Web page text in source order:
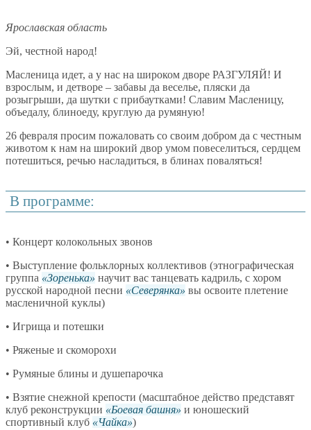
Ярославская область
Эй, честной народ!
Масленица идет, а у нас на широком дворе РАЗГУЛЯЙ! И
взрослым, и детворе – забавы да веселье, пляски да
розыгрыши, да шутки с прибаутками! Славим Масленицу,
объедалу, блиноеду, круглую да румяную!
26 февраля просим пожаловать со своим добром да с честным
животом к нам на широкий двор умом повеселиться, сердцем
потешиться, речью насладиться, в блинах поваляться!
В программе:
• Концерт колокольных звонов
• Выступление фольклорных коллективов (этнографическая
группа
Зоренька
научит вас танцевать кадриль, с хором
русской народной песни
Северянка
вы освоите плетение
масленичной куклы)
• Игрища и потешки
• Ряженые и скоморохи
• Румяные блины и душепарочка
• Взятие снежной крепости (масштабное действо представят
клуб реконструкции
Боевая башня
и юношеский
спортивный клуб
Чайка )